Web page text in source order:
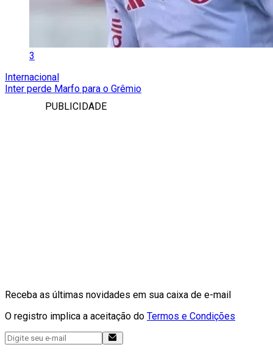
3
Internacional
Inter perde Marfo para o Grêmio
PUBLICIDADE
Receba as últimas novidades em sua caixa de e-mail
O registro implica a aceitação do Termos e Condições